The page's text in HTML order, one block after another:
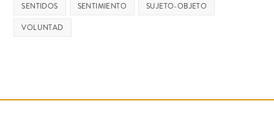
SENTIDOS
SENTIMIENTO
SUJETO-OBJETO
VOLUNTAD